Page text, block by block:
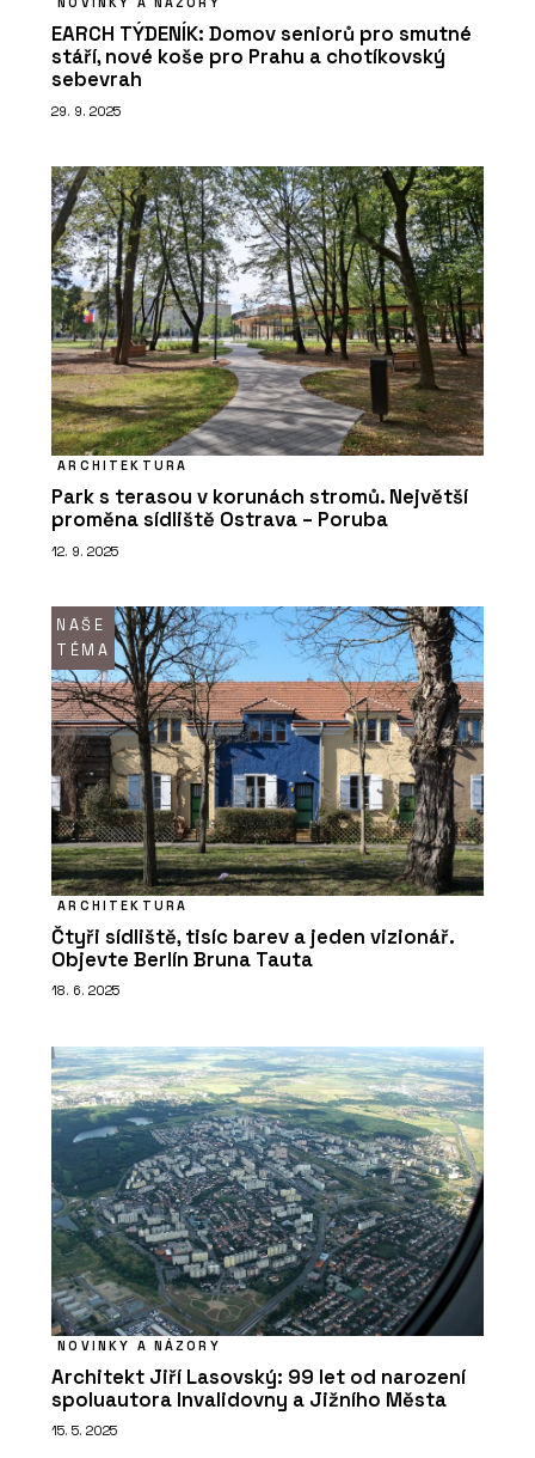
EARCH TÝDENÍK: Domov seniorů pro smutné
stáří, nové koše pro Prahu a chotíkovský
sebevrah
29. 9. 2025
ARCHITEKTURA
Park s terasou v korunách stromů. Největší
proměna sídliště Ostrava – Poruba
12. 9. 2025
NAŠE
TÉMA
ARCHITEKTURA
Čtyři sídliště, tisíc barev a jeden vizionář.
Objevte Berlín Bruna Tauta
18. 6. 2025
NOVINKY A NÁZORY
Architekt Jiří Lasovský: 99 let od narození
spoluautora Invalidovny a Jižního Města
15. 5. 2025